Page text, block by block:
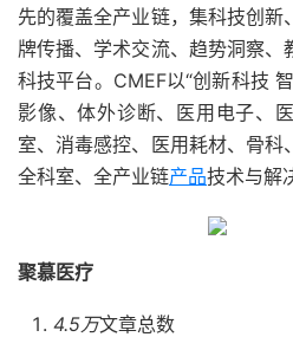
先的覆盖全产业链，集科技创新
牌传播、学术交流、趋势洞察
科技平台。CMEF以“创新科技
影像、体外诊断、医用电子、
室、消毒感控、医用耗材、骨科
全科室、全产业链产品技术与解
聚慕医疗
4.5万文章总数